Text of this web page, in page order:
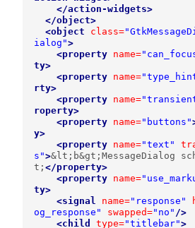
</action-widgets>
</object>
<object
class=
ialog">
<property name=
ty>
<property name=
rty>
<property name=
roperty>
<property name="buttons"
y>
<property name="text"
s">&lt; b&gt; MessageDialog
t; </property>
<property name=
ty>
<signal
name="response"
og_response"
swapped="no" />
<child
type="titlebar">